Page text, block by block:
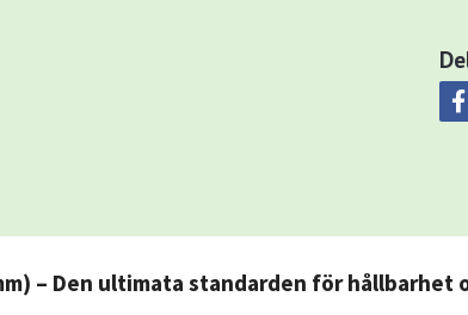
– Den ultimata standarden för hållbarhet